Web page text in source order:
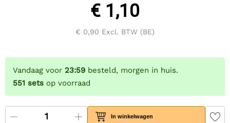
€ 1,10
€ 0,90 Excl. BTW (BE)
Vandaag voor 23:59 besteld, morgen in huis.
551 sets op voorraad
In winkelwagen